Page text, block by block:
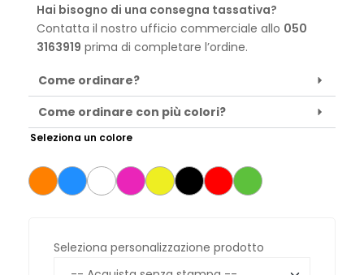
Hai bisogno di una consegna tassativa?
Contatta il nostro ufficio commerciale allo 050
3163919 prima di completare l’ordine.
Come ordinare?
Come ordinare con più colori?
Seleziona un colore
Seleziona personalizzazione prodotto